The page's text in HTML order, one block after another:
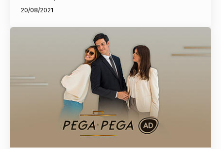
20/08/2021